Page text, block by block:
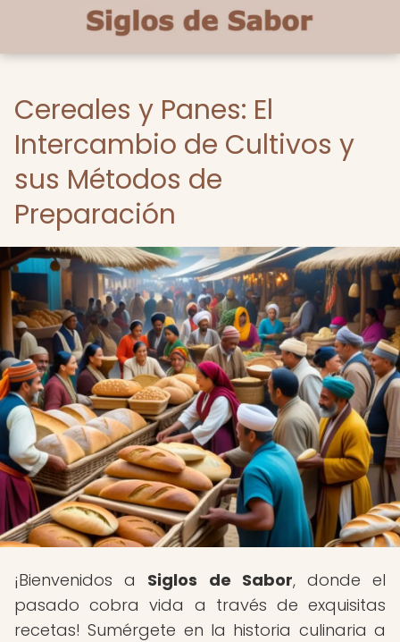
Cereales y Panes: El
Intercambio de Cultivos y
sus Métodos de
Preparación
¡Bienvenidos a Siglos de Sabor, donde el
pasado cobra vida a través de exquisitas
recetas! Sumérgete en la historia culinaria a